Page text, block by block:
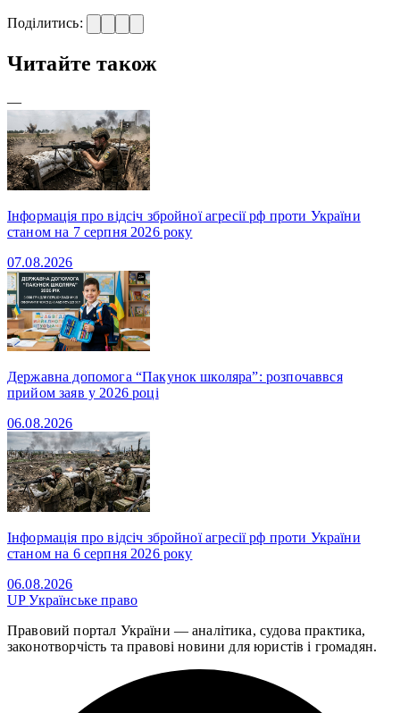
Поділитись:
Читайте також
—
Інформація про відсіч збройної агресії рф проти України
станом на 7 серпня 2026 року
07.08.2026
Державна допомога “Пакунок школяра”: розпочаввся
прийом заяв у 2026 році
06.08.2026
Інформація про відсіч збройної агресії рф проти України
станом на 6 серпня 2026 року
06.08.2026
UPУкраїнське право
Правовий портал України — аналітика, судова практика,
законотворчість та правові новини для юристів і громадян.